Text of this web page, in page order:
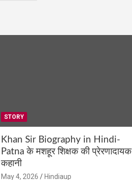
STORY
Khan Sir Biography in Hindi-
Patna के मशहूर शिक्षक की प्रेरणादायक
कहानी
May 4, 2026 Hindiaup